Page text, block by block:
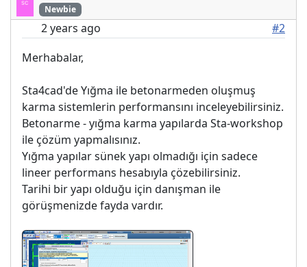
Newbie
2 years ago
#2
Merhabalar,
Sta4cad'de Yığma ile betonarmeden oluşmuş
karma sistemlerin performansını inceleyebilirsiniz.
Betonarme - yığma karma yapılarda Sta-workshop
ile çözüm yapmalısınız.
Yığma yapılar sünek yapı olmadığı için sadece
lineer performans hesabıyla çözebilirsiniz.
Tarihi bir yapı olduğu için danışman ile
görüşmenizde fayda vardır.